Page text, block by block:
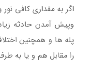
اگر به مقداری کافی
وپیش آمدن حادثه
پله ها و همچنین
را مقابل هم و یا به